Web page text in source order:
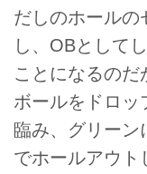
だしのホールの
し、OBとして
ことになるのだ
ボールをドロッ
臨み、グリーン
でホールアウト